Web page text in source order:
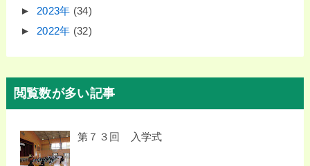
► 2023年 (34)
► 2022年 (32)
閲覧数が多い記事
第７３回 入学式